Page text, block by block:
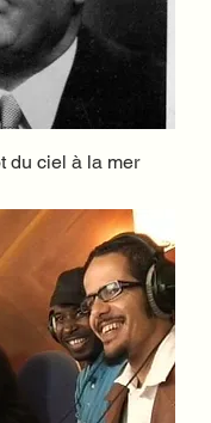
du ciel à la mer